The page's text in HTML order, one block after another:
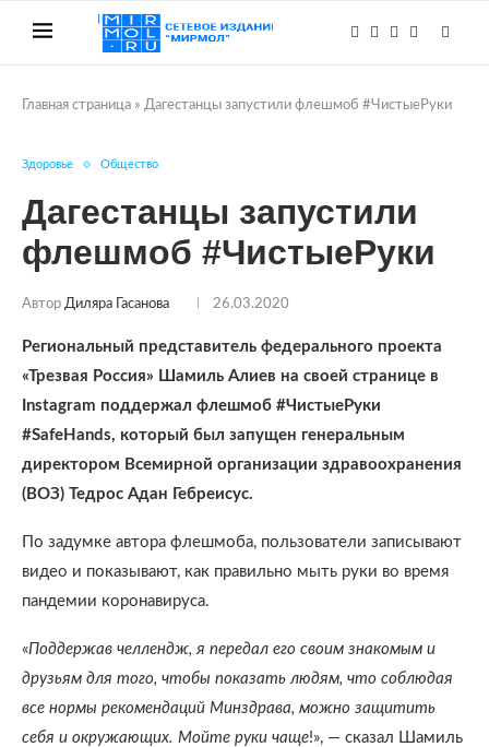
Главная страница » Дагестанцы запустили флешмоб #ЧистыеРуки
Здоровье Общество
Дагестанцы запустили
флешмоб #ЧистыеРуки
Автор Диляра Гасанова 26.03.2020
Региональный представитель федерального проекта
«Трезвая Россия» Шамиль Алиев на своей странице в
Instagram поддержал флешмоб #ЧистыеРуки
#SafeHands, который был запущен генеральным
директором Всемирной организации здравоохранения
(ВОЗ) Тедрос Адан Гебреисус.
По задумке автора флешмоба, пользователи записывают
видео и показывают, как правильно мыть руки во время
пандемии коронавируса.
«Поддержав челлендж, я передал его своим знакомым и
друзьям для того, чтобы показать людям, что соблюдая
все нормы рекомендаций Минздрава, можно защитить
себя и окружающих. Мойте руки чаще!», — сказал Шамиль